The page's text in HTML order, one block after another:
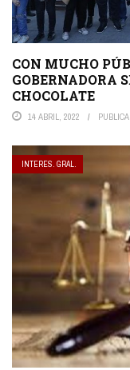
CON MUCHO
GOBERNADORA
CHOCOLATE
14 ABRIL, 2022
INTERES. GRAL.